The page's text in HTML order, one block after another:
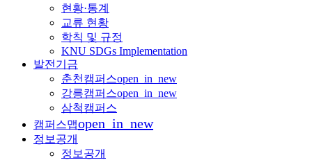
현황·통계
교류 현황
학칙 및 규정
KNU SDGs Implementation
발전기금
춘천캠퍼스open_in_new
강릉캠퍼스open_in_new
삼척캠퍼스
캠퍼스맵open_in_new
정보공개
정보공개